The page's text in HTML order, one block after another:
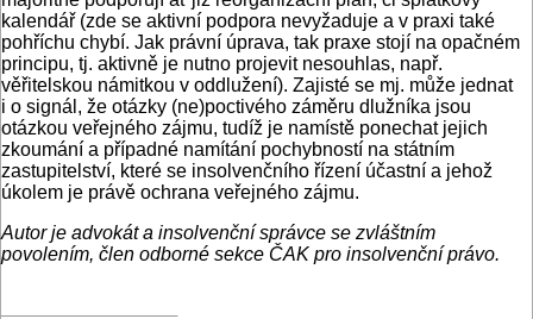
kalendář (zde se aktivní podpora nevyžaduje a v praxi také
pohříchu chybí. Jak právní úprava, tak praxe stojí na opačném
principu, tj. aktivně je nutno projevit nesouhlas, např.
věřitelskou námitkou v oddlužení). Zajisté se mj. může jednat
i o signál, že otázky (ne)poctivého záměru dlužníka jsou
otázkou veřejného zájmu, tudíž je namístě ponechat jejich
zkoumání a případné namítání pochybností na státním
zastupitelství, které se insolvenčního řízení účastní a jehož
úkolem je právě ochrana veřejného zájmu.
Autor je advokát a insolvenční správce se zvláštním
povolením, člen odborné sekce ČAK pro insolvenční právo.